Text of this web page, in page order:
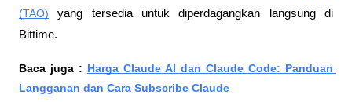
(TAO) yang tersedia untuk diperdagangkan langsung di
Bittime.
Baca juga : Harga Claude AI dan Claude Code: Panduan
Langganan dan Cara Subscribe Claude